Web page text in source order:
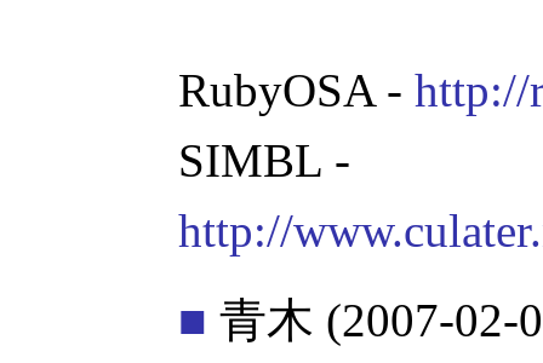
RubyOSA - http://
SIMBL -
http://
■ 青木 (2007-02-